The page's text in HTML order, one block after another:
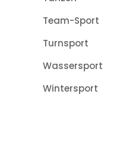
Team-Sport
Turnsport
Wassersport
Wintersport